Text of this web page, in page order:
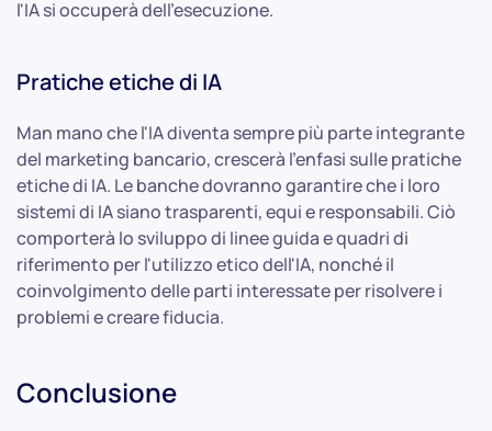
l'IA si occuperà dell'esecuzione.
Pratiche etiche di IA
Man mano che l'IA diventa sempre più parte integrante
del marketing bancario, crescerà l'enfasi sulle pratiche
etiche di IA. Le banche dovranno garantire che i loro
sistemi di IA siano trasparenti, equi e responsabili. Ciò
comporterà lo sviluppo di linee guida e quadri di
riferimento per l'utilizzo etico dell'IA, nonché il
coinvolgimento delle parti interessate per risolvere i
problemi e creare fiducia.
Conclusione